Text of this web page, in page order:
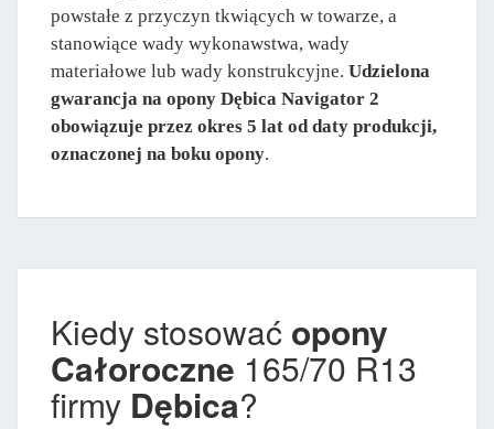
powstałe z przyczyn tkwiących w towarze, a
stanowiące wady wykonawstwa, wady
materiałowe lub wady konstrukcyjne. Udzielona
gwarancja na opony Dębica Navigator 2
obowiązuje przez okres 5 lat od daty produkcji,
oznaczonej na boku opony.
Kiedy stosować opony
Całoroczne 165/70 R13
firmy Dębica?